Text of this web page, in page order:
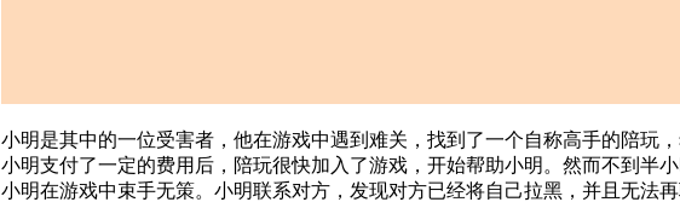
小明是其中的一位受害者，他在游戏中遇到难关，找到了一个自称高手的陪玩
小明支付了一定的费用后，陪玩很快加入了游戏，开始帮助小明。然而不到半
小明在游戏中束手无策。小明联系对方，发现对方已经将自己拉黑，并且无法再